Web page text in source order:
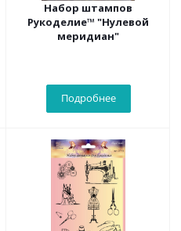
Набор штампов
Рукоделие™ "Нулевой
меридиан"
Подробнее